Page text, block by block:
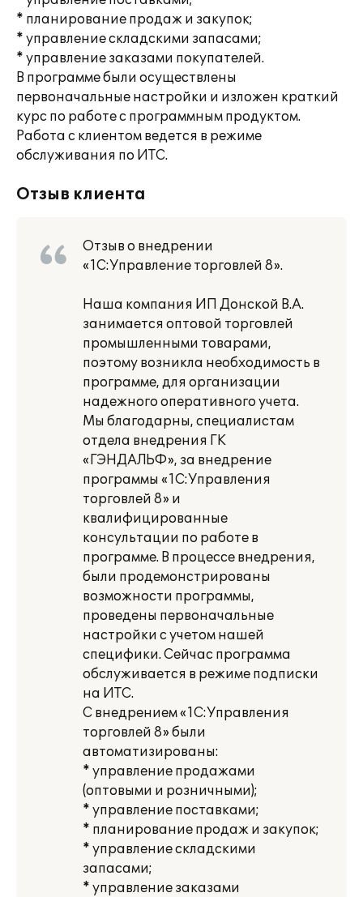
* планирование продаж и закупок;
* управление складскими запасами;
* управление заказами покупателей.
В программе были осуществлены
первоначальные настройки и изложен краткий
курс по работе с программным продуктом.
Работа с клиентом ведется в режиме
обслуживания по ИТС.
Отзыв клиента
Отзыв о внедрении
«1С:Управление торговлей 8».
Наша компания ИП Донской В.А.
занимается оптовой торговлей
промышленными товарами,
поэтому возникла необходимость в
программе, для организации
надежного оперативного учета.
Мы благодарны, специалистам
отдела внедрения ГК
«ГЭНДАЛЬФ», за внедрение
программы «1С:Управления
торговлей 8» и
квалифицированные
консультации по работе в
программе. В процессе внедрения,
были продемонстрированы
возможности программы,
проведены первоначальные
настройки с учетом нашей
специфики. Сейчас программа
обслуживается в режиме подписки
на ИТС.
С внедрением «1С:Управления
торговлей 8» были
автоматизированы:
* управление продажами
(оптовыми и розничными);
* управление поставками;
* планирование продаж и закупок;
* управление складскими
запасами;
* управление заказами